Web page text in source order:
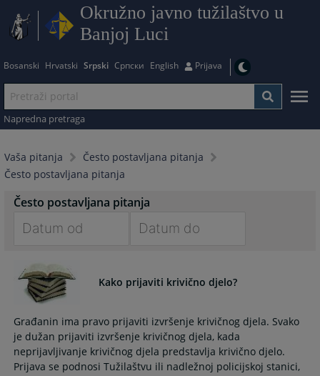
Okružno javno tužilaštvo u
Banjoj Luci
Bosanski Hrvatski Srpski Српски English Prijava
Napredna pretraga
Vaša pitanja
Često postavljana pitanja
Često postavljana pitanja
Često postavljana pitanja
forward
to
interact
with
the
calendar
and
to
with
the
calendar
and
Kako prijaviti krivično djelo?
Građanin ima pravo prijaviti izvršenje krivičnog djela. Svako
je dužan prijaviti izvršenje krivičnog djela, kada
neprijavljivanje krivičnog djela predstavlja krivično djelo.
Prijava se podnosi Tužilaštvu ili nadležnoj policijskoj stanici,